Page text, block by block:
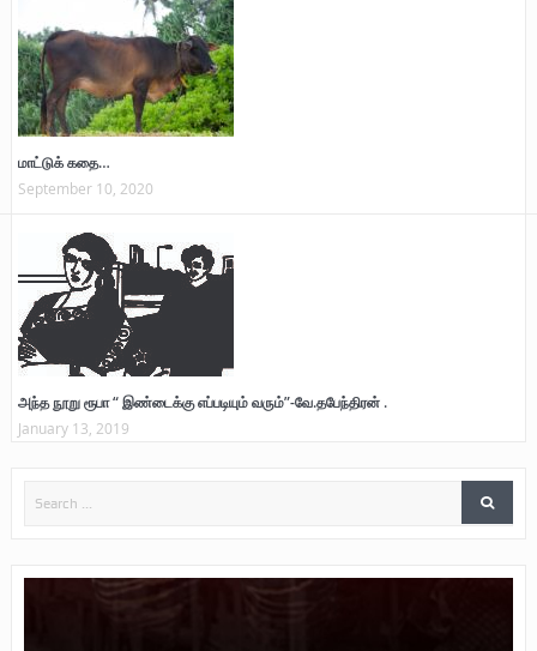
மாட்டுக் கதை…
September 10, 2020
அந்த நூறு ரூபா “ இண்டைக்கு எப்படியும் வரும்”-வே.தபேந்திரன் .
January 13, 2019